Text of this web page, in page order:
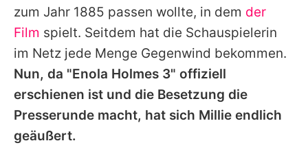
Datenschutzerklärung
Utiq verwalten
zum Jahr 1885 passen wollte, in dem der
Film spielt. Seitdem hat die Schauspielerin
im Netz jede Menge Gegenwind bekommen.
Nun, da "Enola Holmes 3" offiziell
erschienen ist und die Besetzung die
Presserunde macht, hat sich Millie endlich
geäußert.